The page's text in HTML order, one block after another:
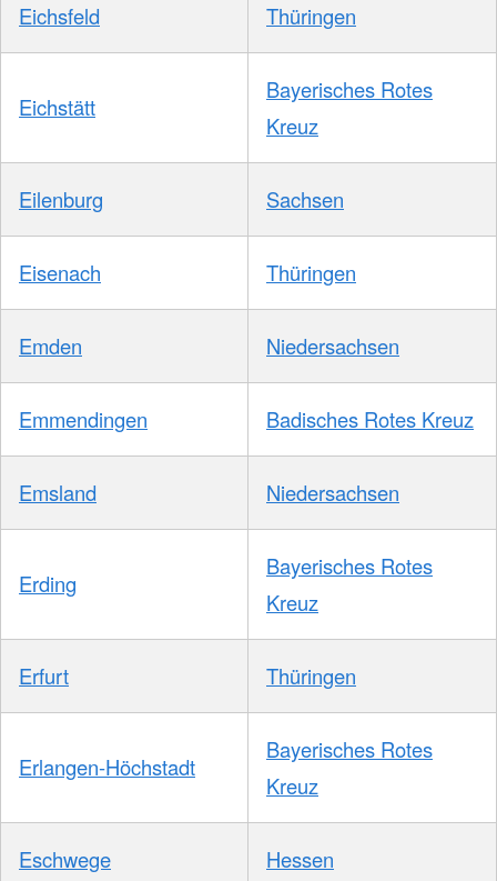
Eichsfeld Thüringen
Eichstätt
Bayerisches Rotes
Kreuz
Eilenburg Sachsen
Eisenach Thüringen
Emden Niedersachsen
Emmendingen Badisches Rotes Kreuz
Emsland Niedersachsen
Erding
Bayerisches Rotes
Kreuz
Erfurt Thüringen
Erlangen-Höchstadt
Bayerisches Rotes
Kreuz
Eschwege Hessen